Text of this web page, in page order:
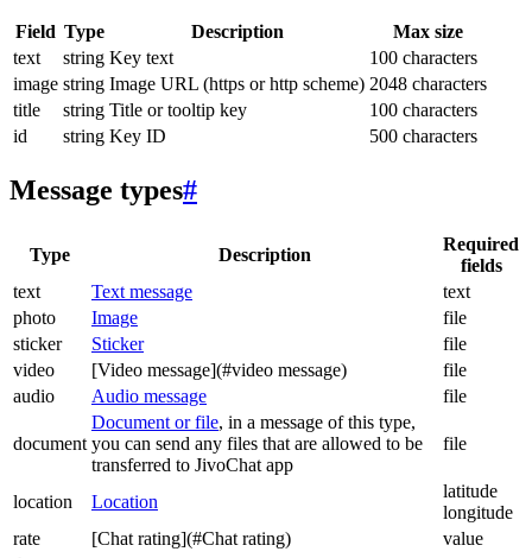
Field Type Description
Max size
text
string Key text
100 characters
image string Image URL (https or http scheme) 2048 characters
title
string Title or tooltip key
100 characters
id
string Key ID 500 characters
Message types#
Type Description
Required
fields
text
Text message
text
photo
Image
file
sticker
Sticker
file
video
[Video message](#video message)
file
audio
Audio message file
document
Document or file, in a message of this type,
you can send any files that are allowed to be
transferred to JivoChat app
file
location Location
latitude
longitude
rate
[Chat rating](#Chat rating)
value